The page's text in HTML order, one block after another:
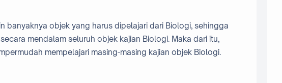
objek yang harus dipelajari dari Biologi, sehingga
mendalam seluruh objek kajian Biologi. Maka dari itu,
mempelajari masing-masing kajian objek Biologi.